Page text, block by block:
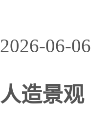
2026-06-06
人造景观